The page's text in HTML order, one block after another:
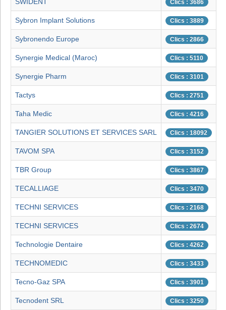
SWIDENT Clics : 3686
Sybron Implant Solutions Clics : 3889
Sybronendo Europe Clics : 2866
Synergie Medical (Maroc) Clics : 5110
Synergie Pharm Clics : 3101
Tactys Clics : 2751
Taha Medic Clics : 4216
TANGIER SOLUTIONS ET SERVICES SARL Clics : 18092
TAVOM SPA Clics : 3152
TBR Group Clics : 3867
TECALLIAGE Clics : 3470
TECHNI SERVICES Clics : 2168
TECHNI SERVICES Clics : 2674
Technologie Dentaire Clics : 4262
TECHNOMEDIC Clics : 3433
Tecno-Gaz SPA Clics : 3901
Tecnodent SRL Clics : 3250